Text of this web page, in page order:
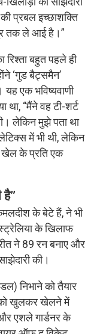
प्रबल इच्छाशक्ति
तक ले आई है।”
बहुत पहले ही
‘गुड बैट्समैन’
एक भविष्यवाणी
था, “मैंने वह टी-शर्ट
लेकिन मुझे पता था
में भी थी, लेकिन
के प्रति एक
के बेटे हैं, ने भी
के खिलाफ
ने 89 रन बनाए और
की।
निभाने को तैयार
को खुलकर खेलने में
एशले गार्डनर के